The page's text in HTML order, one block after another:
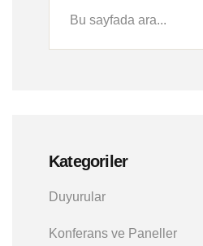
Kategoriler
Duyurular
Konferans ve Paneller